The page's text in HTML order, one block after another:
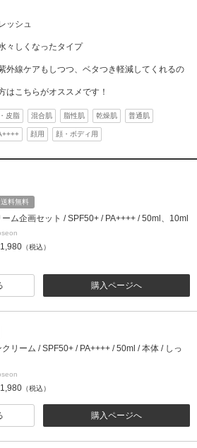
ッシュ
々しくなったタイプ
外線ケアもしつつ、ベタつき軽減してくれるの
はこちらがオススメです！
皮脂 混合肌 脂性肌 乾燥肌 普通肌
顔用 顔・ボディ用
送料無料
ム企画セット / SPF50+ / PA++++ / 50ml、10ml
（税込）
購入ページへ
リーム / SPF50+ / PA++++ / 50ml / 本体 / しっ
（税込）
購入ページへ